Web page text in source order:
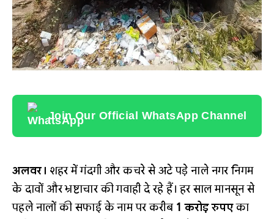
Join Our Official WhatsApp Channel
अलवर। शहर में गंदगी और कचरे से अटे पड़े नाले नगर निगम
के दावों और भ्रष्टाचार की गवाही दे रहे हैं। हर साल मानसून से
पहले नालों की सफाई के नाम पर करीब 1 करोड़ रुपएका